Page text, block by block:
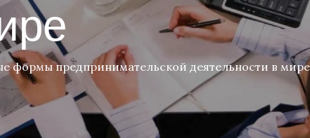
формы предпринимательской деятельности в мире